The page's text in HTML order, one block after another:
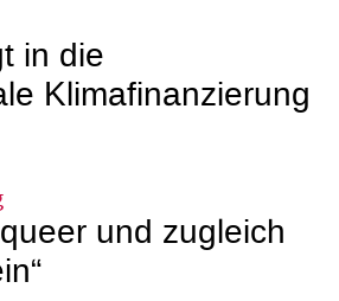
in die
Klimafinanzierung
und zugleich